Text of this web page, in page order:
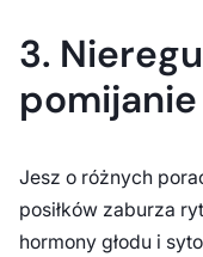
3.
Jesz o różnych
posiłków zaburza
hormony głodu i